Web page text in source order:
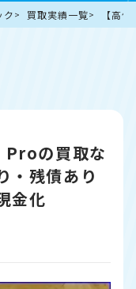
買取実績一覧 【高
Proの買取な
・残債あり
金化